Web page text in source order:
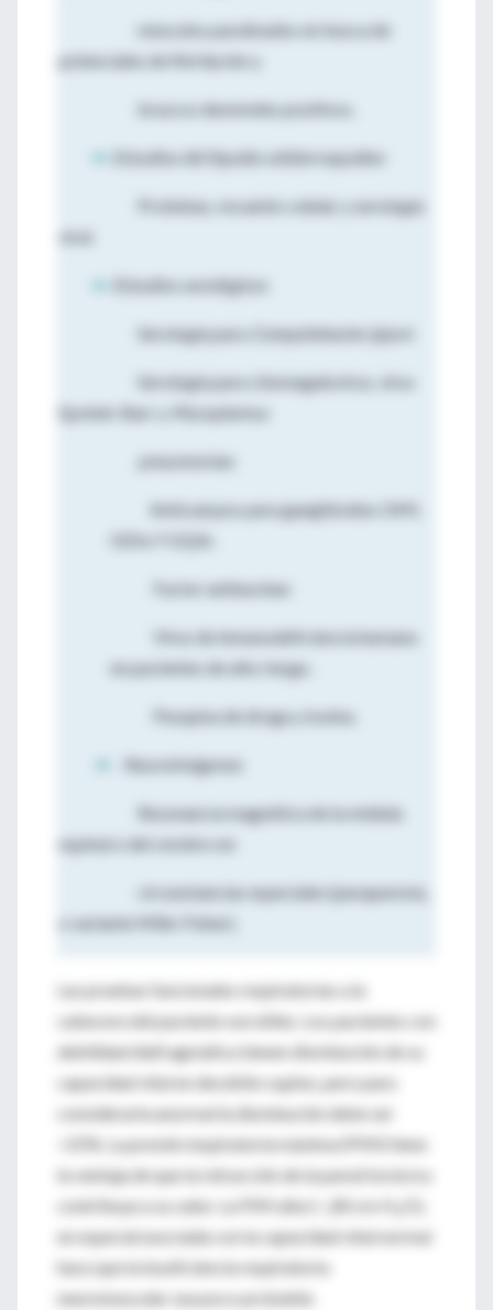
músculos paralizados en busca de
potenciales de fibrilación y
bruscos desniveles positivos.
Estudios del líquido cefalorraquídeo
Proteínas, recuento celular y serología
viral.
Estudios serológicos
Serología para Campylobacter jejuni
Serología para citomegalovirus, virus
Epstein-Barr y
Mycoplamsa
pneumoniae
Anticuerpos para gangliósidos GMI,
GDIa Y GQIb.
Factor antinuclear.
Virus de inmunodeficiencia humana
en pacientes de alto riesgo.
Pesquisa de droga y toxina.
Neuroimágenes
Resonancia magnética de la médula
espinal o del cerebro en
circunstancias especiales (paraparesia,
o variante Mille-Fisher).
Las pruebas funcionales respiratorias a la
cabecera del paciente son útiles. Los pacientes con
debilidad diafragmática tienen disminución de su
capacidad vital en decúbito supino, pero para
considerarla anormal la disminución debe ser
>25%. La presión inspiratoria máxima (PIM) tiene
la ventaja de que la retracción de la pared torácica
contribuye a su valor. La PIM alta (>_80 cm H
en especial asociada con la capacidad vital normal
hace que la insuficiencia respiratoria
neuromuscular sea poco probable.